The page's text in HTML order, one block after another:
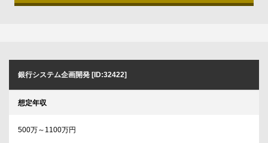
銀行システム企画開発 [ID:32422]
想定年収
500万～1100万円